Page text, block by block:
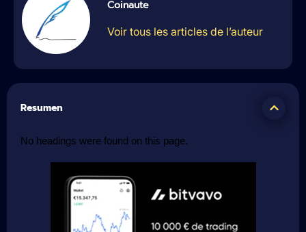
Coinaute
Voir tous les articles de l’auteur
Resumen
No headings were found on this page.